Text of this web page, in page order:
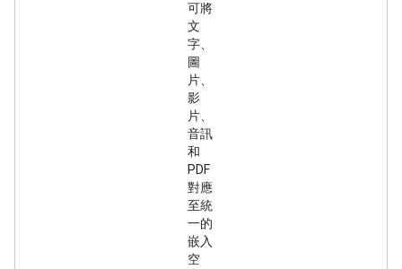
可將
文
字、
圖
片、
影
片、
音訊
和
PDF
對應
至統
一的
嵌入
空